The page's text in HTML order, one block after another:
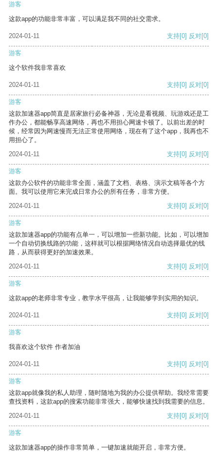
游客
这款app的功能非常丰富，可以满足我不同的社交需求。
2024-01-11 支持[0] 反对[0]
游客
这个软件我非常喜欢
2024-01-11 支持[0] 反对[0]
游客
这款加速器app简直是居家旅行必备神器，无论是看视频、玩游戏还是工
作办公，都能畅享高速网络，再也不用担心网速卡顿了。以前出差的时
候，经常因为网速慢而无法正常使用网络，现在有了这个app，我再也不
用担心了。
2024-01-11
支持[0] 反对[0]
游客
这款办公软件的功能非常全面，涵盖了文档、表格、演示文稿等各个方
面。我可以使用它来完成日常办公的所有任务，非常方便。
2024-01-11
支持[0] 反对[0]
游客
这款加速器app的功能有点单一，可以增加一些新功能。比如，可以增加
一个自动切换线路的功能，这样就可以根据网络情况自动选择最优的线
路，从而获得更好的加速效果。
2024-01-11
支持[0] 反对[0]
游客
这款app的老师非常专业，教学水平很高，让我能够学到实用的知识。
2024-01-11 支持[0] 反对[0]
游客
我喜欢这个软件 作者加油
2024-01-11 支持[0] 反对[0]
游客
这款app就像我的私人助理，随时随地为我的办公提供帮助。我经常需要
查找资料，这款app的搜索功能非常强大，能够快速找到我需要的信息。
2024-01-11
支持[0] 反对[0]
游客
这款加速器app的操作非常简单，一键加速就能开启，非常方便。